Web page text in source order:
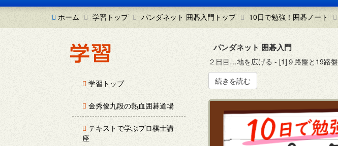
ホーム 学習トップ パンダネット 囲碁入門トップ 10日で勉強！囲碁ノート
学習トップ
金秀俊九段の熱血囲碁道場
テキストで学ぶプロ棋士講
座
パンダネット 囲碁入門
２日目…地を広げる - [1]９路盤と19路盤
続きを読む